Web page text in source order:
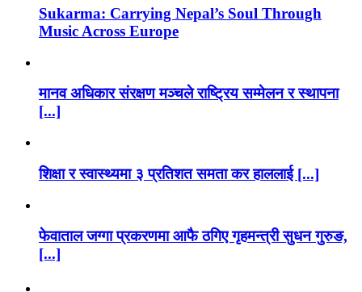
Sukarma: Carrying Nepal’s Soul Through
Music Across Europe
मानव अधिकार संरक्षण मञ्चले राष्ट्रिय सम्मेलन र स्थापना
[...]
शिक्षा र स्वास्थ्यमा ३ प्रतिशत समता कर हाललाई [...]
फेवाताल जग्गा प्रकरणमा आफै ठगिए गृहमन्त्री सुधन गुरुङ,
[...]